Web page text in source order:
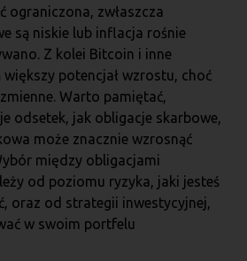
ograniczona, zwłaszcza
są niskie lub inflacja rośnie
Z kolei Bitcoin i inne
potencjał wzrostu, choć
Warto pamiętać,
odsetek, jak obligacje skarbowe,
może znacznie wzrosnąć
między obligacjami
od poziomu ryzyka, jaki jesteś
oraz od strategii inwestycyjnej,
w swoim portfelu